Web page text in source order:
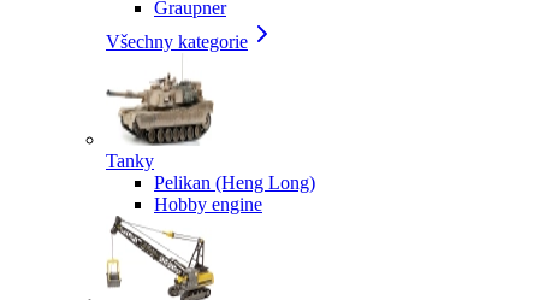
Graupner
Všechny kategorie
Tanky
Pelikan (Heng Long)
Hobby engine